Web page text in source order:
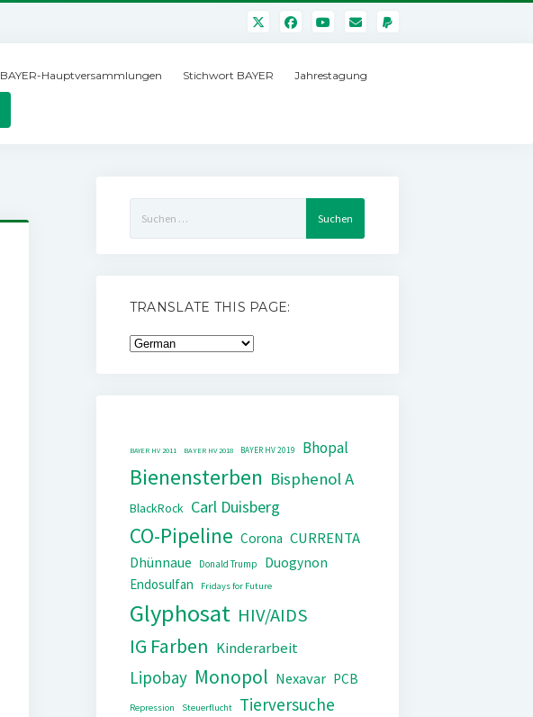
BAYER-Hauptversammlungen Stichwort BAYER Jahrestagung
nach:
TRANSLATE THIS PAGE:
BAYER HV 2011 BAYER HV 2018 BAYER HV 2019 Bhopal
Bienensterben Bisphenol A
BlackRock Carl Duisberg
CO-Pipeline Corona CURRENTA
Dhünnaue Donald Trump
Duogynon
Endosulfan
Fridays for Future
Glyphosat HIV/AIDS
IG Farben Kinderarbeit
Lipobay Monopol Nexavar PCB
Repression Steuerflucht Tierversuche